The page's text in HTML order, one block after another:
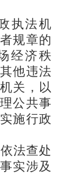
执法机
规章的
经济秩
他违法
关，以
公共事
施行政
法查处
实涉及